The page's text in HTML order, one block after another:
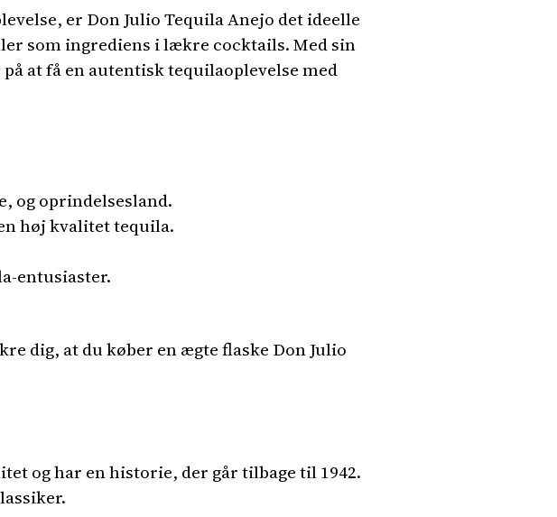
er Don Julio Tequila Anejo det ideelle
som ingrediens i lækre cocktails. Med sin
at få en autentisk tequilaoplevelse med
og oprindelsesland.
høj kvalitet tequila.
entusiaster.
dig, at du køber en ægte flaske Don Julio
og har en historie, der går tilbage til 1942.